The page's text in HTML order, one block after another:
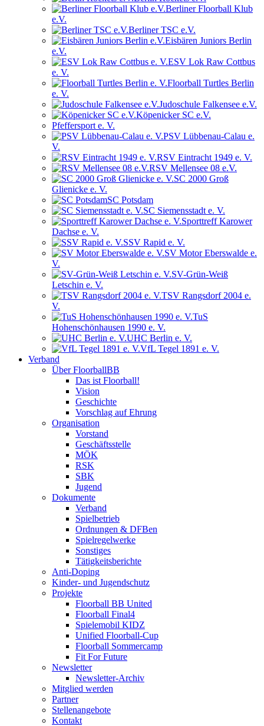
Berliner Floorball Klub
e.V.
Berliner TSC e.V.
Eisbären Juniors Berlin
e.V.
ESV Lok Raw Cottbus
e. V.
Floorball Turtles Berlin
e. V.
Judoschule Falkensee e.V.
Köpenicker SC e.V.
Pfeffersport e. V.
PSV Lübbenau-Calau e.
V.
RSV Eintracht 1949 e. V.
RSV Mellensee 08 e.V.
SC 2000 Groß
Glienicke e. V.
SC Potsdam
SC Siemensstadt e. V.
Sporttreff Karower
Dachse e. V.
SSV Rapid e. V.
SV Motor Eberswalde e.
V.
SV-Grün-Weiß
Letschin e. V.
TSV Rangsdorf 2004 e.
V.
TuS
Hohenschönhausen 1990 e. V.
UHC Berlin e. V.
VfL Tegel 1891 e. V.
Verband
Über FloorballBB
Das ist Floorball!
Vision
Geschichte
Vorschlag auf Ehrung
Organisation
Vorstand
Geschäftsstelle
MÖK
RSK
SBK
Jugend
Dokumente
Verband
Spielbetrieb
Ordnungen & DFBen
Spielregelwerke
Sonstiges
Tätigkeitsberichte
Anti-Doping
Kinder- und Jugendschutz
Projekte
Floorball BB United
Floorball Final4
Spielemobil KIDZ
Unified Floorball-Cup
Floorball Sommercamp
Fit For Future
Newsletter
Newsletter-Archiv
Mitglied werden
Partner
Stellenangebote
Kontakt